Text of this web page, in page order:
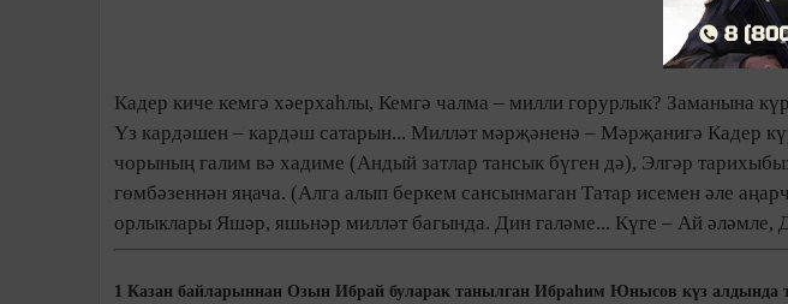
Кадер киче кемгә хәерхаһлы, Кемгә чалма – милли горурлык? Заманына
Үз кардәшен – кардәш сатарын... Милләт мәрҗәненә – Мәрҗанигә Кадер
чорының галим вә хадиме (Андый затлар тансык бүген дә), Элгәр
гөмбәзеннән яңача. (Алга алып беркем сансынмаган Татар исемен әле
орлыклары Яшәр, яшьнәр милләт багында. Дин галәме... Күге – Ай
1 Казан байларыннан Озын Ибрай буларак танылган Ибраһим Юнысов күз алдында